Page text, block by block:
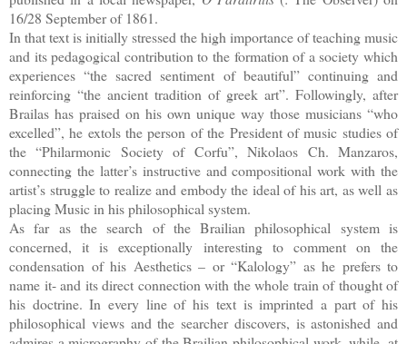
16/28 September of 1861.
In that text is initially stressed the high importance of teaching music
and its pedagogical contribution to the formation of a society which
experiences “the sacred sentiment of beautiful” continuing and
reinforcing “the ancient tradition of greek art”. Followingly, after
Brailas has praised on his own unique way those musicians “who
excelled”, he extols the person of the President of music studies of
the “Philarmonic Society of Corfu”, Nikolaos Ch. Manzaros,
connecting the latter’s instructive and compositional work with the
artist’s struggle to realize and embody the ideal of his art, as well as
placing Music in his philosophical system.
As far as the search of the Brailian philosophical system is
concerned, it is exceptionally interesting to comment on the
condensation of his Aesthetics – or “Kalology” as he prefers to
name it- and its direct connection with the whοle train of thought of
his doctrine. In every line of his text is imprinted a part of his
philosophical views and the searcher discovers, is astonished and